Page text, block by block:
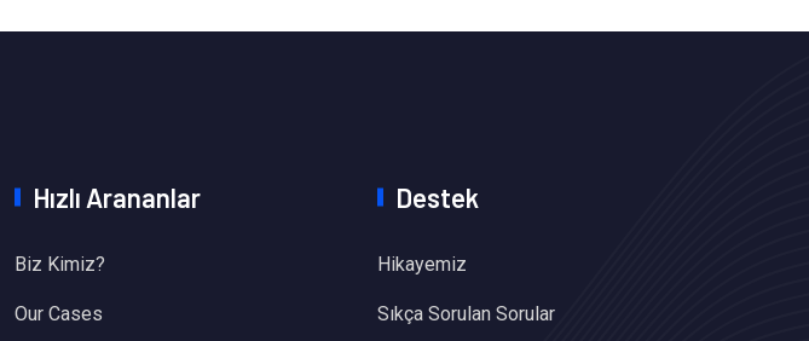
Hızlı Arananlar
Biz Kimiz?
Our Cases
Destek
Hikayemiz
Sıkça Sorulan Sorular